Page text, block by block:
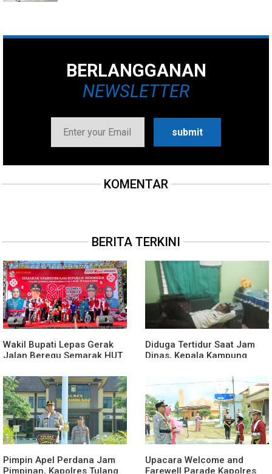
BERLANGGANAN
NEWSLETTER
KOMENTAR
BERITA TERKINI
Wakil Bupati Lepas Gerak
Jalan Beregu Semarak HUT
Diduga Tertidur Saat Jam
Dinas, Kepala Kampung
Pimpin Apel Perdana Jam
Pimpinan, Kapolres Tulang
Upacara Welcome and
Farewell Parade Kapolres